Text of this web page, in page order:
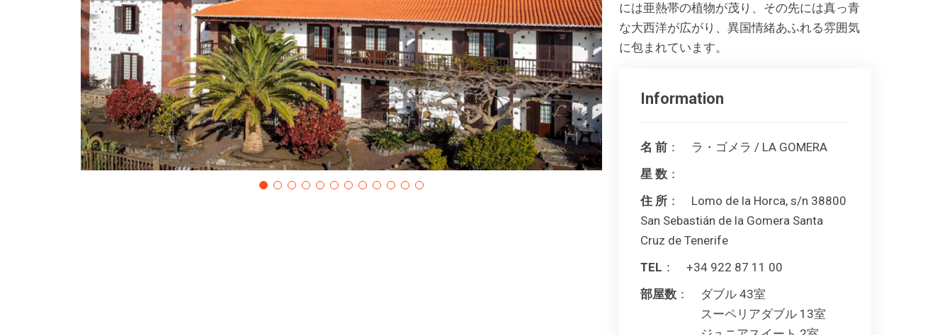
には亜熱帯の植物が茂り、その先には真っ青
な大西洋が広がり、異国情緒あふれる雰囲気
に包まれています。
Information
名 前 ： ラ・ゴメラ / LA GOMERA
星 数 ：
住 所 ： Lomo de la Horca, s/n 38800
San Sebastián de la Gomera Santa
Cruz de Tenerife
TEL ： +34 922 87 11 00
部屋数 ： ダブル 43室
スーペリアダブル 13室